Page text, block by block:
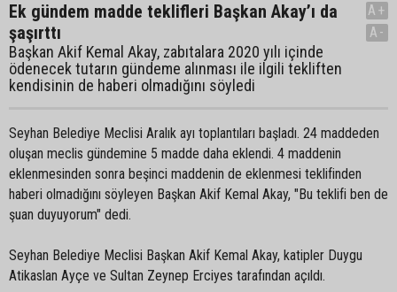
Ek gündem madde teklifleri Başkan Akay’ı da
şaşırttı
Başkan Akif Kemal Akay, zabıtalara 2020 yılı içinde
ödenecek tutarın gündeme alınması ile ilgili tekliften
kendisinin de haberi olmadığını söyledi
A+
A-
Seyhan Belediye Meclisi Aralık ayı toplantıları başladı. 24 maddeden
oluşan meclis gündemine 5 madde daha eklendi. 4 maddenin
eklenmesinden sonra beşinci maddenin de eklenmesi teklifinden
haberi olmadığını söyleyen Başkan Akif Kemal Akay, "Bu teklifi ben de
şuan duyuyorum" dedi.
Seyhan Belediye Meclisi Başkan Akif Kemal Akay, katipler Duygu
Atikaslan Ayçe ve Sultan Zeynep Erciyes tarafından açıldı.